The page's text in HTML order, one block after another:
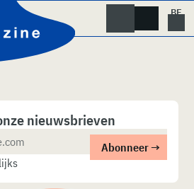
nieuwsbrieven